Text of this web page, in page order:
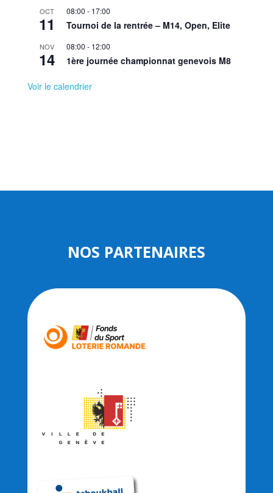
OCT
11
08:00 - 17:00
Tournoi de la rentrée – M14, Open, Elite
NOV
14
08:00 - 12:00
1ère journée championnat genevois M8
Voir le calendrier
NOS PARTENAIRES